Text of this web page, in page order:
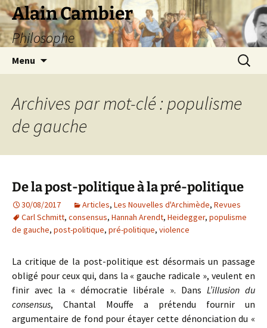
Aller
au
contenu
Alain Cambier
Philosophe
Menu
Archives par mot-clé : populisme
de gauche
De la post-politique à la pré-politique
30/08/2017 Articles, Les Nouvelles d'Archimède, Revues
Carl Schmitt, consensus, Hannah Arendt, Heidegger, populisme
de gauche, post-politique, pré-politique, violence
La critique de la post-politique est désormais un passage
obligé pour ceux qui, dans la « gauche radicale », veulent en
finir avec la « démocratie libérale ». Dans L’illusion du
consensus, Chantal Mouffe a prétendu fournir un
argumentaire de fond pour étayer cette dénonciation du «